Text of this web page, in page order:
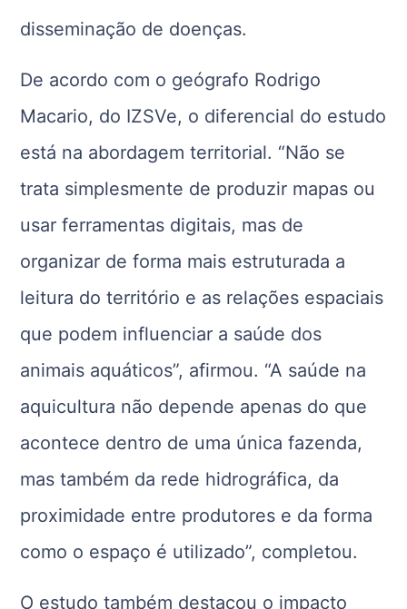
disseminação de doenças.
De acordo com o geógrafo Rodrigo
Macario, do IZSVe, o diferencial do estudo
está na abordagem territorial. “Não se
trata simplesmente de produzir mapas ou
usar ferramentas digitais, mas de
organizar de forma mais estruturada a
leitura do território e as relações espaciais
que podem influenciar a saúde dos
animais aquáticos”, afirmou. “A saúde na
aquicultura não depende apenas do que
acontece dentro de uma única fazenda,
mas também da rede hidrográfica, da
proximidade entre produtores e da forma
como o espaço é utilizado”, completou.
O estudo também destacou o impacto